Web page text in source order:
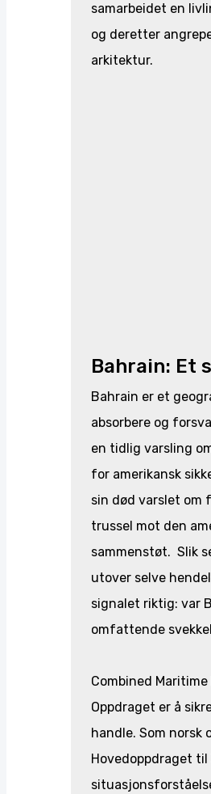
samarbeidet en
og deretter
arkitektur.
Bahrain: Et
Bahrain er et
absorbere og
en tidlig varsling
for amerikansk
sin død varslet om
trussel mot den
sammenstøt. Slik
utover selve
signalet riktig: var
omfattende
Combined
Oppdraget er å
handle. Som norsk
Hovedoppdraget